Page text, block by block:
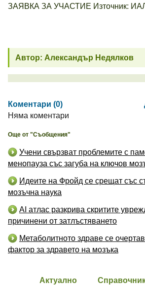
ЗАЯВКА ЗА УЧАСТИЕ Източник:
Автор: Александър Недялков
Коментари (0)
Няма коментари
Още от "Съобщения"
Учени свързват проблемите с
менопауза със загуба на ключов
Идеите на Фройд се срещат със
мозъчна наука
AI атлас разкрива скритите
причинени от затлъстяването
Метаболитното здраве се
фактор за здравето на мозъка
Актуално